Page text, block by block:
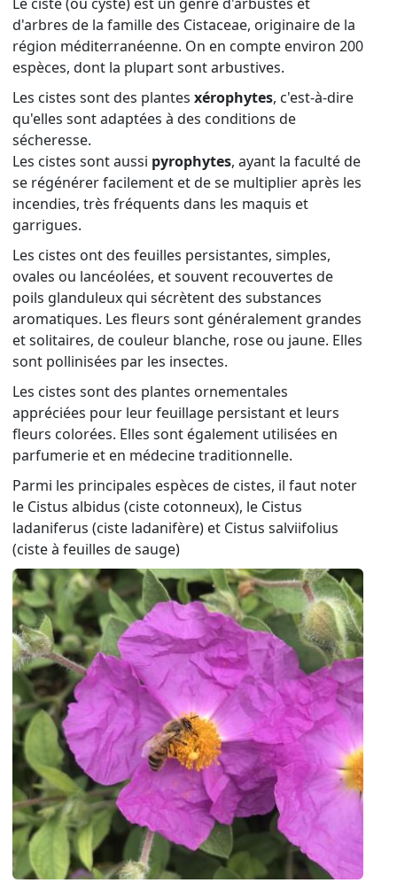
d'arbres de la famille des Cistaceae, originaire de la
région méditerranéenne. On en compte environ 200
espèces, dont la plupart sont arbustives.
Les cistes sont des plantes xérophytes, c'est-à-dire
qu'elles sont adaptées à des conditions de
sécheresse.
Les cistes sont aussi pyrophytes, ayant la faculté de
se régénérer facilement et de se multiplier après les
incendies, très fréquents dans les maquis et
garrigues.
Les cistes ont des feuilles persistantes, simples,
ovales ou lancéolées, et souvent recouvertes de
poils glanduleux qui sécrètent des substances
aromatiques. Les fleurs sont généralement grandes
et solitaires, de couleur blanche, rose ou jaune. Elles
sont pollinisées par les insectes.
Les cistes sont des plantes ornementales
appréciées pour leur feuillage persistant et leurs
fleurs colorées. Elles sont également utilisées en
parfumerie et en médecine traditionnelle.
Parmi les principales espèces de cistes, il faut noter
le Cistus albidus (ciste cotonneux), le Cistus
ladaniferus (ciste ladanifère) et Cistus salviifolius
(ciste à feuilles de sauge)